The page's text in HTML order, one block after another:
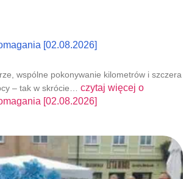
[02.08.2026]
wspólne pokonywanie kilometrów i szczera
– tak w skrócie… czytaj więcej o
[02.08.2026]